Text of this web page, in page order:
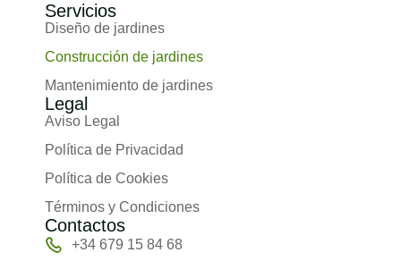
Servicios
Diseño de jardines
Construcción de jardines
Mantenimiento de jardines
Legal
Aviso Legal
Política de Privacidad
Política de Cookies
Términos y Condiciones
Contactos
+34 679 15 84 68